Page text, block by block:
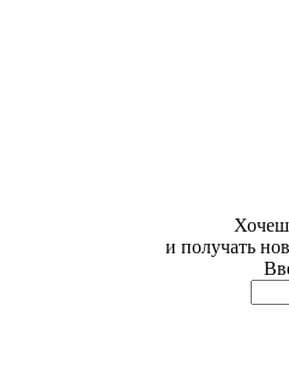
и получать